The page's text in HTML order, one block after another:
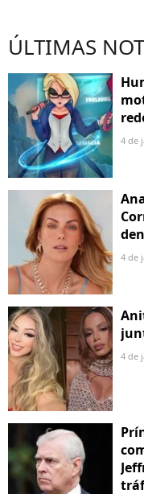
ÚLTIMAS
4 de
4 de
4 de